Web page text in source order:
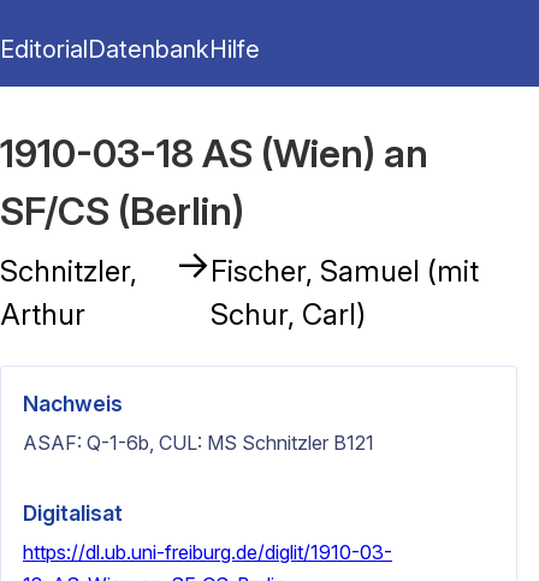
EditorialDatenbankHilfe
1910-03-18 AS (Wien) an
SF/CS (Berlin)
Schnitzler,
Arthur
→Fischer, Samuel (mit
Schur, Carl)
Nachweis
ASAF: Q-1-6b, CUL: MS Schnitzler B121
Digitalisat
https://dl.ub.uni-freiburg.de/diglit/1910-03-